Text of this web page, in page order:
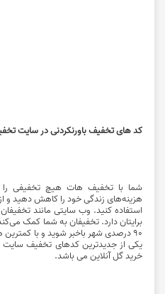
کد های تخفیف باورنکردنی در سایت
شما با تخفیف هات هیچ تخفیفی را
هزینه‌های زندگی خود را کاهش دهید و
استفاده کنید. وب سایتی مانند
90 درصدی شهر باخبر شوید و با
خرید گل آنلاین می باشد.